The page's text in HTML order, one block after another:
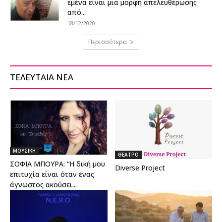
εμένα είναι μια μορφή απελευθέρωσης
από...
18/12/2020
Περισσότερα
ΤΕΛΕΥΤΑΙΑ ΝΕΑ
ΜΟΥΣΙΚΗ
ΣΟΦΙΑ ΜΠΟΥΡΑ: “Η δική μου
επιτυχία είναι όταν ένας
άγνωστος ακούσει...
ΘΕΑΤΡΟ
Diverse Project